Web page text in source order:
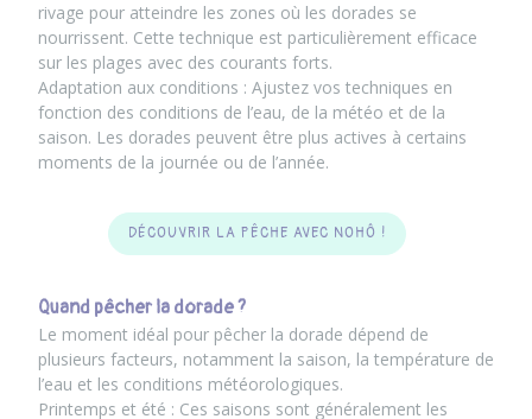
rivage pour atteindre les zones où les dorades se
nourrissent. Cette technique est particulièrement efficace
sur les plages avec des courants forts.
Adaptation aux conditions : Ajustez vos techniques en
fonction des conditions de l’eau, de la météo et de la
saison. Les dorades peuvent être plus actives à certains
moments de la journée ou de l’année.
DÉCOUVRIR LA PÊCHE AVEC NOHÔ !
Quand pêcher la dorade ?
Le moment idéal pour pêcher la dorade dépend de
plusieurs facteurs, notamment la saison, la température de
l’eau et les conditions météorologiques.
Printemps et été : Ces saisons sont généralement les